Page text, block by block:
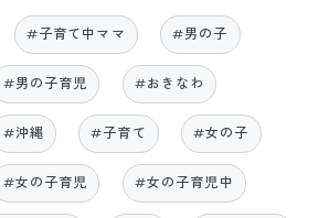
#子育て中ママ #男の子
#男の子育児 #おきなわ
#沖縄 #子育て #女の子
#女の子育児 #女の子育児中